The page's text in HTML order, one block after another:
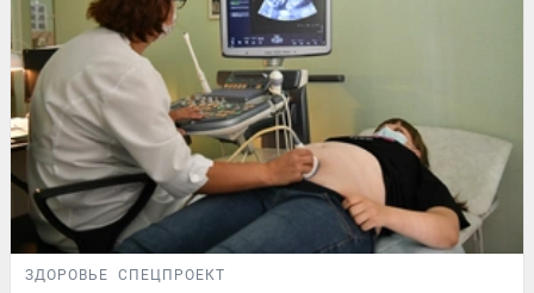
ЗДОРОВЬЕ СПЕЦПРОЕКТ